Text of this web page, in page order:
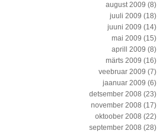
august 2009 (8)
juuli 2009 (18)
juuni 2009 (14)
mai 2009 (15)
aprill 2009 (8)
märts 2009 (16)
veebruar 2009 (7)
jaanuar 2009 (6)
detsember 2008 (23)
november 2008 (17)
oktoober 2008 (22)
september 2008 (28)